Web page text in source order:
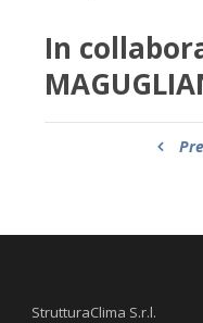
In
StrutturaClima S.r.l.